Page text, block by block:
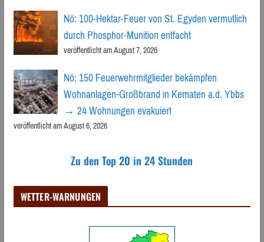
Nö: 100-Hektar-Feuer von St. Egyden vermutlich
durch Phosphor-Munition entfacht
veröffentlicht am August 7, 2026
Nö: 150 Feuerwehrmitglieder bekämpfen
Wohnanlagen-Großbrand in Kematen a.d. Ybbs
→ 24 Wohnungen evakuiert
veröffentlicht am August 6, 2026
Zu den Top 20 in 24 Stunden
WETTER-WARNUNGEN